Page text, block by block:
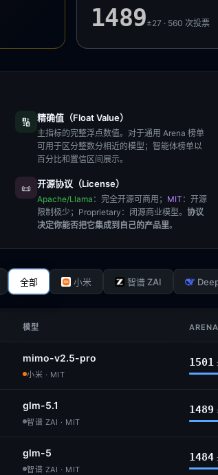
1489±27 · 560次投票
🔢 精确值（Float Value）
主指标的完整浮点数值。对于通用 Arena 榜单
可用于区分整数分相近的模型；智能体榜单以
百分比和置信区间展示。
📜 开源协议（License）
Apache/Llama ：完全开源可商用； MIT ：开源
限制极少； Proprietary ：闭源商业模型。 协议
决定你能否把它集成到自己的产品里。
全部 小米 智谱 ZAI
模型
mimo-v2.5-pro
小米 · MIT
1501
glm-5.1
智谱 ZAI · MIT
1489
glm-5
智谱 ZAI · MIT
1484